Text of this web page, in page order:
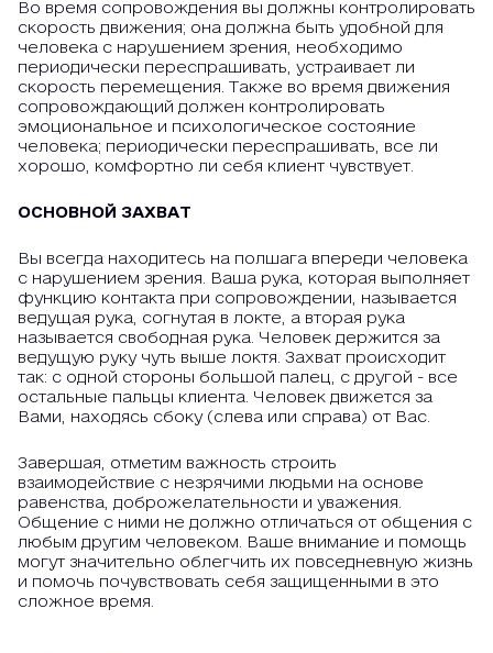
Во время сопровождения вы должны контролировать
скорость движения; она должна быть удобной для
человека с нарушением зрения, необходимо
периодически переспрашивать, устраивает ли
скорость перемещения. Также во время движения
сопровождающий должен контролировать
эмоциональное и психологическое состояние
человека; периодически переспрашивать, все ли
хорошо, комфортно ли себя клиент чувствует.
ОСНОВНОЙ ЗАХВАТ
Вы всегда находитесь на полшага впереди человека
с нарушением зрения. Ваша рука, которая выполняет
функцию контакта при сопровождении, называется
ведущая рука, согнутая в локте, а вторая рука
называется свободная рука. Человек держится за
ведущую руку чуть выше локтя. Захват происходит
так: с одной стороны большой палец, с другой - все
остальные пальцы клиента. Человек движется за
Вами, находясь сбоку (слева или справа) от Вас.
Завершая, отметим важность строить
взаимодействие с незрячими людьми на основе
равенства, доброжелательности и уважения.
Общение с ними не должно отличаться от общения с
любым другим человеком. Ваше внимание и помощь
могут значительно облегчить их повседневную жизнь
и помочь почувствовать себя защищенными в это
сложное время.